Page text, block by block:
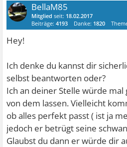
BellaM85
Mitglied seit: 18.02.2017
Beiträge:4193 Danke: 1820
Hey!
Ich denke du kannst dir
selbst beantworten oder?
Ich an deiner Stelle würde mal
von dem lassen. Vielleicht
ob alles perfekt passt ( ist ja
jedoch er betrügt seine
Glaubst du dann er würde dir